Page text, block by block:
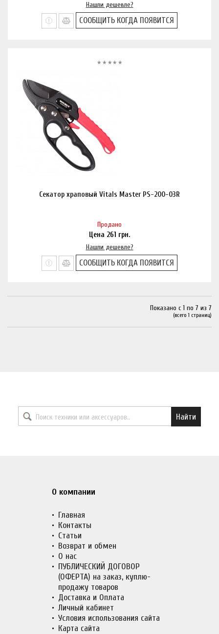
Нашли дешевле?
СООБЩИТЬ КОГДА ПОЯВИТСЯ
Секатор храповый Vitals Master PS-200-03R
Продано
Цена 261 грн.
Нашли дешевле?
СООБЩИТЬ КОГДА ПОЯВИТСЯ
Показано с 1 по 7 из 7
(всего 1 страниц)
Найти
О компании
Главная
Контакты
Статьи
Возврат и обмен
О нас
ПУБЛИЧЕСКИЙ ДОГОВОР
(ОФЕРТА) на заказ, куплю-
продажу товаров
Доставка и Оплата
Личный кабинет
Условия использования сайта
Карта сайта